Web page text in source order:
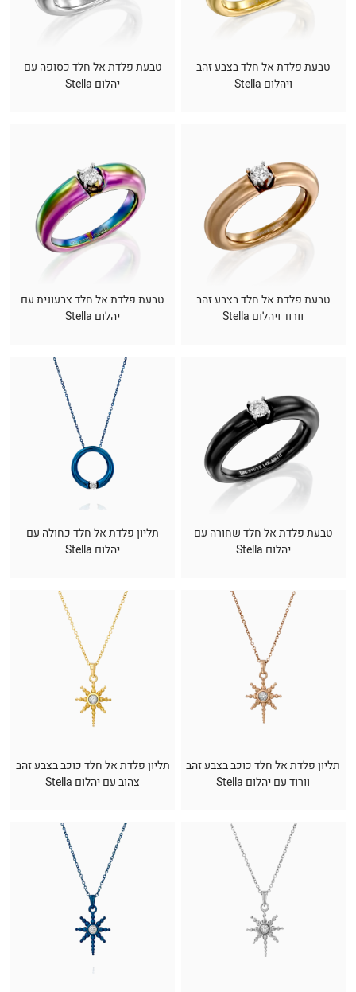
טבעת פלדת אל חלד בצבע זהב
ויהלום Stella
טבעת פלדת אל חלד כסופה עם
יהלום Stella
טבעת פלדת אל חלד בצבע זהב
וורוד ויהלום Stella
טבעת פלדת אל חלד צבעונית עם
יהלום Stella
טבעת פלדת אל חלד שחורה עם
יהלום Stella
תליון פלדת אל חלד כחולה עם
יהלום Stella
תליון פלדת אל חלד כוכב בצבע זהב
וורוד עם יהלום Stella
תליון פלדת אל חלד כוכב בצבע זהב
צהוב עם יהלום Stella